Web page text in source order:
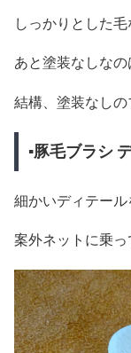
しっかりとした毛
あと塗装なしなの
結構、塗装なしの
▪豚毛ブラシ
細かいディテール
案外ネットに乗っ